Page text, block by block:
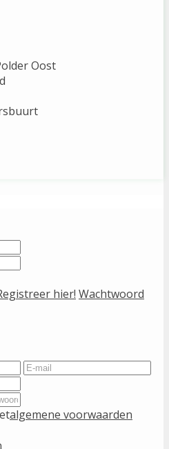
Oost
hier! Wachtwoord
algemene voorwaarden